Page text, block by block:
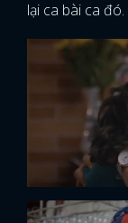
lại ca bài ca đó.